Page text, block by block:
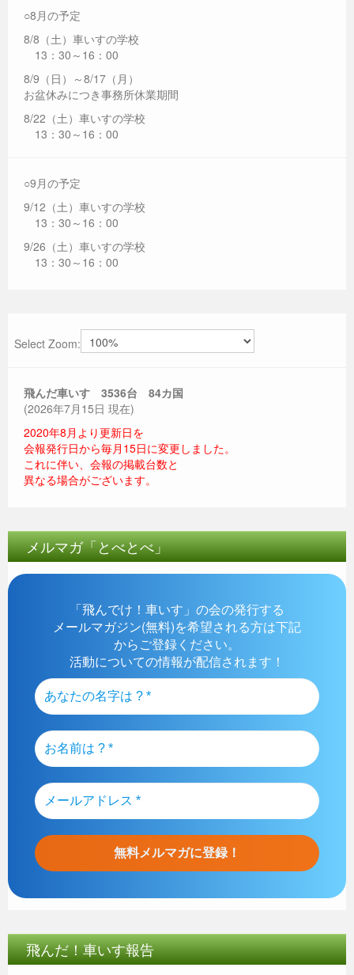
○8月の予定
8/8（土）車いすの学校
13：30～16：00
8/9（日）～8/17（月）
お盆休みにつき事務所休業期間
8/22（土）車いすの学校
13：30～16：00
○9月の予定
9/12（土）車いすの学校
13：30～16：00
9/26（土）車いすの学校
13：30～16：00
Select Zoom:
飛んだ車いす 3536台 84カ国
(2026年7月15日 現在)
2020年8月より更新日を
会報発行日から毎月15日に変更しました。
これに伴い、会報の掲載台数と
異なる場合がございます。
メルマガ「とべとべ」
「飛んでけ！車いす」の会の発行する
メールマガジン(無料)を希望される方は下記
からご登録ください。
活動についての情報が配信されます！
飛んだ！車いす報告